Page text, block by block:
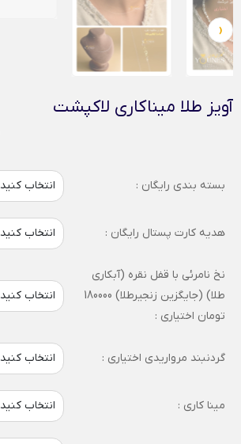
‹
آویز طلا میناکاری لاکپشت
بسته بندی رایگان :
هدیه کارت پستال رایگان : انتخاب کنید
نخ نامرئی با قفل نقره (آبکاری
طلا) (جایگزین زنجیرطلا) 180000
تومان اختیاری :
گردنبند مرواریدی اختیاری :
مینا کاری :